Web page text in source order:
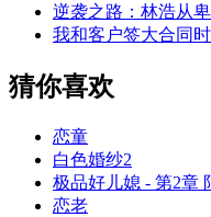
逆袭之路：林浩从
我和客户签大合同
猜你喜欢
恋童
白色婚纱2
极品好儿媳 - 第2章
恋老